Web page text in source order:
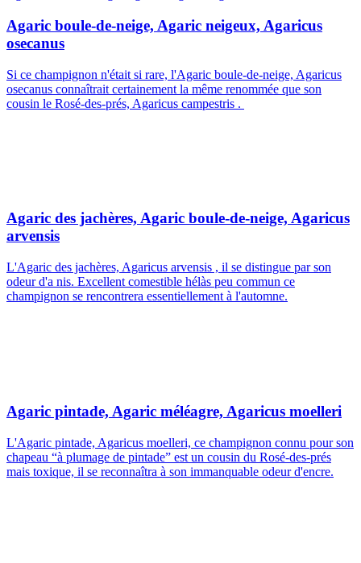
Agaric boule-de-neige, Agaric neigeux, Agaricus
osecanus
Si ce champignon n'était si rare, l'Agaric boule-de-neige, Agaricus
osecanus connaîtrait certainement la même renommée que son
cousin le Rosé-des-prés, Agaricus campestris .
Agaric des jachères, Agaric boule-de-neige, Agaricus
arvensis
L'Agaric des jachères, Agaricus arvensis , il se distingue par son
odeur d'a nis. Excellent comestible hélàs peu commun ce
champignon se rencontrera essentiellement à l'automne.
Agaric pintade, Agaric méléagre, Agaricus moelleri
L'Agaric pintade, Agaricus moelleri, ce champignon connu pour son
chapeau “à plumage de pintade” est un cousin du Rosé-des-prés
mais toxique, il se reconnaîtra à son immanquable odeur d'encre.